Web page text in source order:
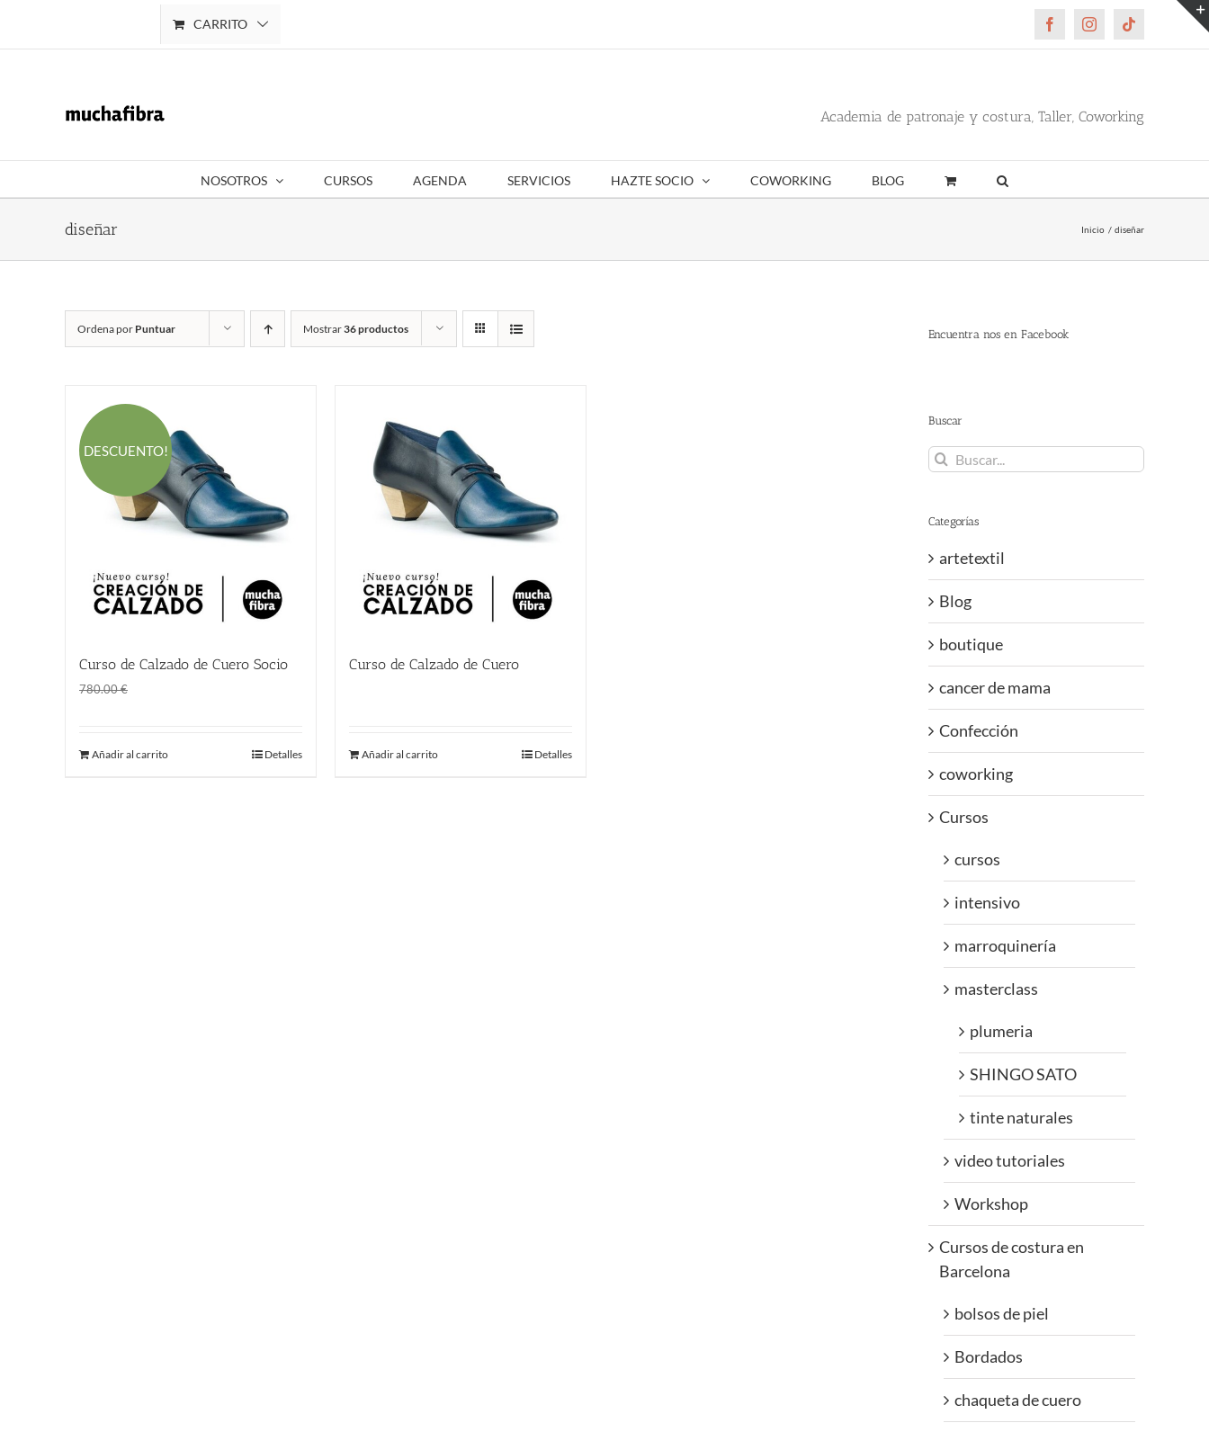
CARRITO FacebookInstagramTiktok
Academia de patronaje y costura, Taller, Coworking
NOSOTROS CURSOS AGENDA SERVICIOS HAZTE SOCIO COWORKING BLOG
diseñar Inicio diseñar
Ordena por Puntuar Mostrar36 productos
DESCUENTO!
Curso de Calzado de Cuero Socio
780.00€
era:
Añadir al carrito Detalles
Curso de Calzado de Cuero
Añadir al carrito Detalles
Encuentra nos en Facebook
Buscar
Buscar:
Categorías
artetextil
Blog
boutique
cancer de mama
Confección
coworking
Cursos
cursos
intensivo
marroquinería
masterclass
plumeria
SHINGO SATO
tinte naturales
video tutoriales
Workshop
Cursos de costura en
Barcelona
bolsos de piel
Bordados
chaqueta de cuero